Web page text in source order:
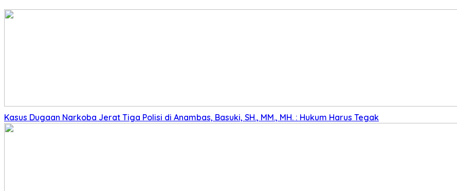
Kasus Dugaan Narkoba Jerat Tiga Polisi di Anambas, Basuki, SH., MM., MH. : Hukum Harus Tegak